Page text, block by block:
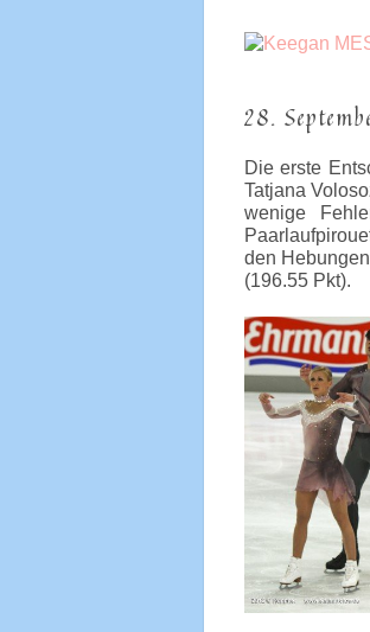
28.
Die erste
Tatjana
wenige
den
(196.55 Pkt).